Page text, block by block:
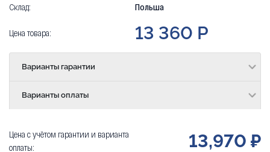
Склад:
Польша
Цена товара: 13 360 Р
Варианты гарантии
Варианты оплаты
Цена с учётом гарантии и варианта
оплаты:
13,970 ₽